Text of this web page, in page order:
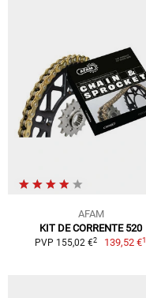
AFAM
KIT DE CORRENTE 520
PVP 155,02 €2 139,52 €1